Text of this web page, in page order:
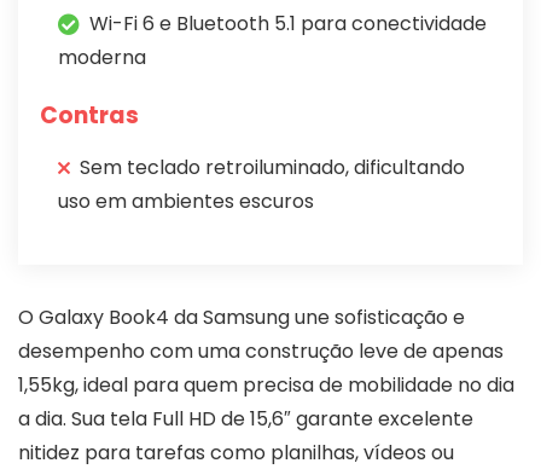
Wi-Fi 6 e Bluetooth 5.1 para conectividade
moderna
Contras
Sem teclado retroiluminado, dificultando
uso em ambientes escuros
O Galaxy Book4 da Samsung une sofisticação e
desempenho com uma construção leve de apenas
1,55kg, ideal para quem precisa de mobilidade no dia
a dia. Sua tela Full HD de 15,6″ garante excelente
nitidez para tarefas como planilhas, vídeos ou